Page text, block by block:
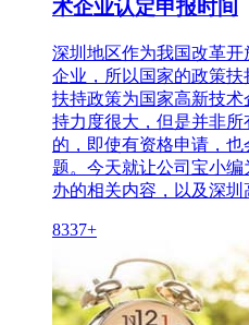
术企业认定申报时间
深圳地区作为我国改革
企业，所以国家的政策
扶持政策为国家高新技
持力度很大，但是并非
的，即使有资格申请，
题。今天就让公司宝小
办的相关内容，以及深圳
8337+